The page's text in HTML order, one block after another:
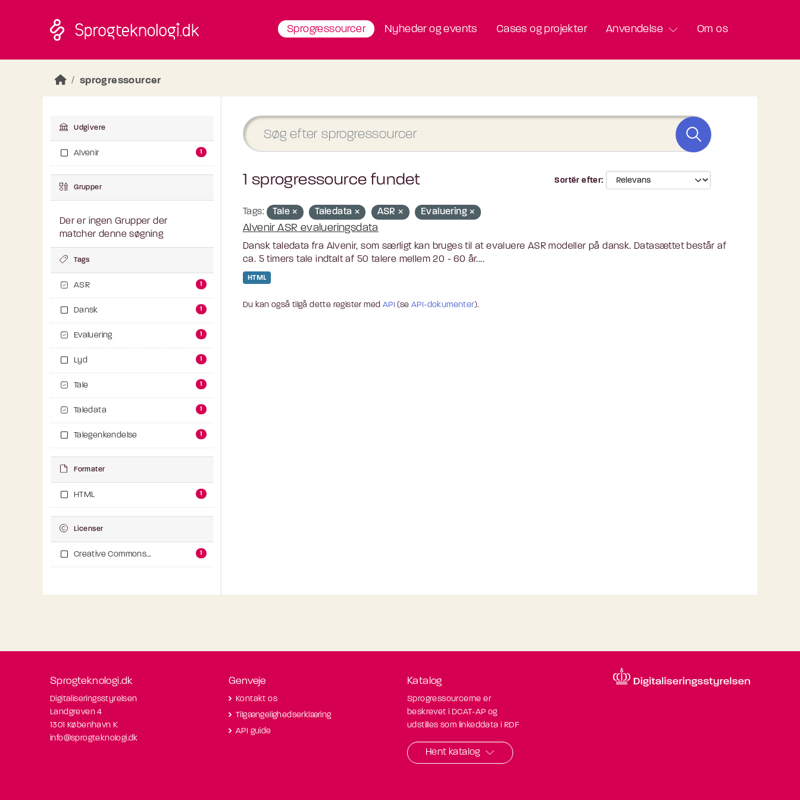
Sprogressourcer Nyheder og events Cases og projekter Anvendelse Om os
sprogressourcer
Udgivere
Alvenir 1
Grupper
Der er ingen Grupper der
matcher denne søgning
Tags
ASR 1
Dansk 1
Evaluering 1
Lyd 1
Tale 1
Taledata 1
Talegenkendelse 1
Formater
HTML 1
Licenser
Creative Commons... 1
Sortér efter
1 sprogressource fundet
Tags: Tale Taledata ASR Evaluering
Alvenir ASR evalueringsdata
Dansk taledata fra Alvenir, som særligt kan bruges til at evaluere ASR modeller på dansk. Datasættet består af
ca. 5 timers tale indtalt af 50 talere mellem 20 - 60 år....
HTML
Du kan også tilgå dette register med API (seAPI-dokumenter).
Sprogteknologi.dk
Digitaliseringsstyrelsen
Landgreven 4
1301 København K
info@sprogteknologi.dk
Genveje
Kontakt os
Tilgængelighedserklæring
API guide
Katalog
Sprogressourcerne er
beskrevet i DCAT-AP og
udstilles som linkeddata i RDF
Hent katalog